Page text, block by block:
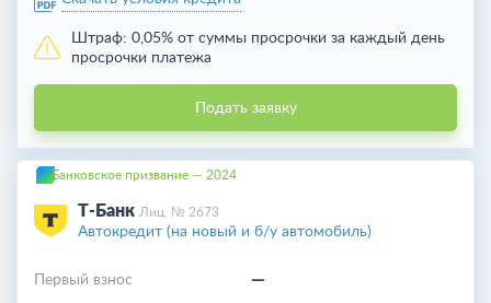
Штраф: 0,05% от суммы просрочки за каждый день
просрочки платежа
Подать заявку
Банковское призвание — 2024
Т-Банк Лиц. № 2673
Автокредит (на новый и б/у автомобиль)
—
Первый взнос